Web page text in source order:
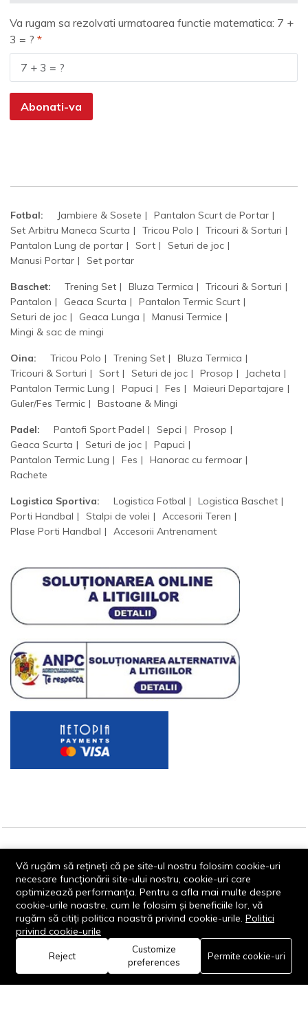
Va rugam sa rezolvati urmatoarea functie matematica: 7 +
3 = ?
Abonati-va
Fotbal: Jambiere & Sosete
Pantalon Scurt de Portar
Set Arbitru Maneca Scurta
Tricou Polo
Tricouri & Sorturi
Pantalon Lung de portar
Sort
Seturi de joc
Manusi Portar
Set portar
Baschet: Trening Set Bluza Termica
Tricouri & Sorturi
Pantalon
Geaca Scurta
Pantalon Termic Scurt
Seturi de joc
Geaca Lunga
Manusi Termice
Mingi & sac de mingi
Oina: Tricou Polo Trening Set
Bluza Termica
Tricouri & Sorturi
Sort Seturi de joc Prosop
Jacheta
Pantalon Termic Lung
Papuci Fes
Maieuri Departajare
Guler/Fes Termic
Bastoane & Mingi
Padel: Pantofi Sport Padel Sepci
Prosop
Geaca Scurta
Seturi de joc
Papuci
Pantalon Termic Lung
Fes
Hanorac cu fermoar
Rachete
Logistica Sportiva: Logistica Fotbal
Logistica Baschet
Porti Handbal
Stalpi de volei
Accesorii Teren
Plase Porti Handbal
Accesorii Antrenament
© 2013-2026 - Dornik Total Services S.R.L. CUI 32211812
Reg.Com. J13/1996/2013, Str. Transilvaniei, Nr. 19A
Rămâi conectat:
Acasă Categorie
0
Coș Favorite Cont
Vă rugăm să rețineți că pe site-ul nostru folosim cookie-uri
necesare funcționării site-ului nostru, cookie-uri care
optimizează performanța. Pentru a afla mai multe despre
cookie-urile noastre, cum le folosim și beneficiile lor, vă
rugăm să citiți politica noastră privind cookie-urile. Politici
privind cookie-urile
Reject
Customize
preferences
Permite cookie-uri